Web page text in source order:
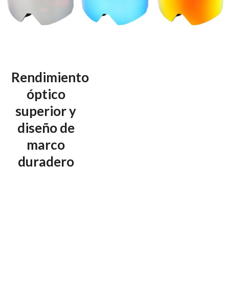
Rendimiento
óptico
superior y
diseño de
marco
duradero